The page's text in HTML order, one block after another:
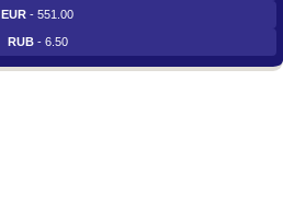
EUR - 551.00
RUB- 6.50